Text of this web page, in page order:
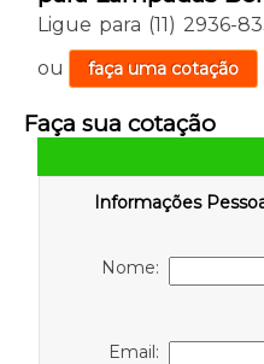
Ligue para (11) 2936-
ou
faça uma cotação
Faça sua cotação
Informações
Nome:
Email: